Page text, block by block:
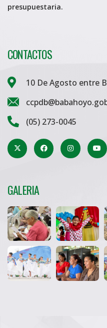
presupuestaria.
CONTACTOS
10 De Agosto entre
(05) 273-0045
GALERIA